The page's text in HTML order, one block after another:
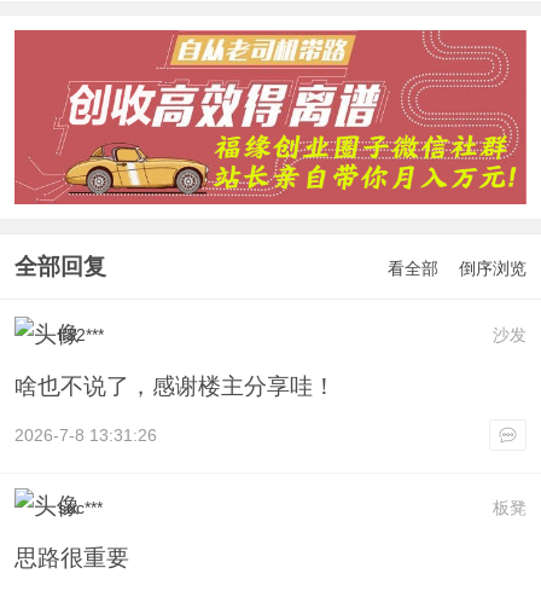
全部回复 看全部 倒序浏览
沙发
lf32***
啥也不说了，感谢楼主分享哇！
2026-7-8 13:31:26
板凳
suc***
思路很重要